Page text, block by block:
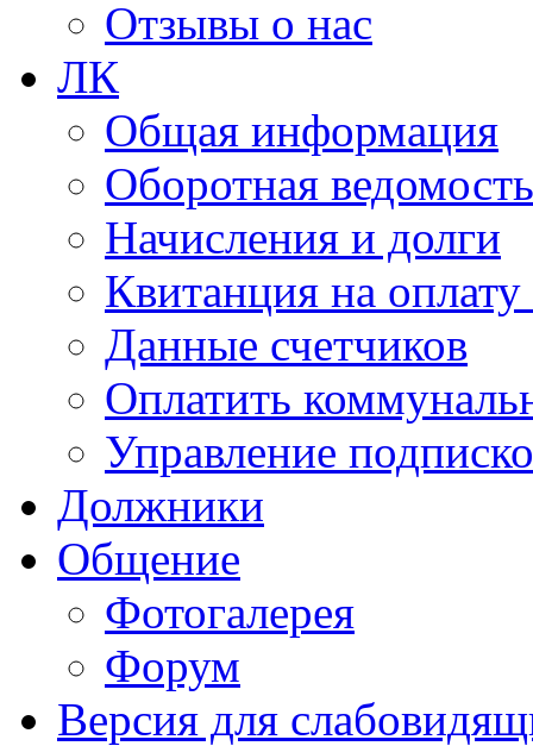
Отзывы о нас
ЛК
Общая информация
Оборотная ведомость
Начисления и долги
Квитанция на
Данные счетчиков
Оплатить
Управление
Должники
Общение
Фотогалерея
Форум
Версия для